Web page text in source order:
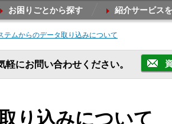
お困りごとから探す 紹介サービス
テムからのデータ取り込みについて
にお問い合わせください。
り込みについて